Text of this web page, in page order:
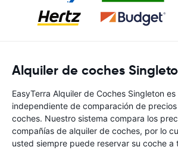
Alquiler de coches
EasyTerra Alquiler de Coches Singleton
independiente de comparación de
coches. Nuestro sistema compara los
compañías de alquiler de coches, por lo
usted siempre puede reservar su coche a